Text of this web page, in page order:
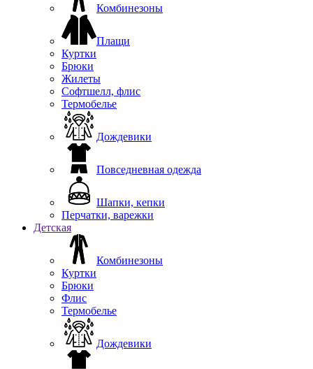
Комбинезоны
Плащи
Куртки
Брюки
Жилеты
Софтшелл, флис
Термобелье
Дождевики
Повседневная одежда
Шапки, кепки
Перчатки, варежки
Детская
Комбинезоны
Куртки
Брюки
Флис
Термобелье
Дождевики